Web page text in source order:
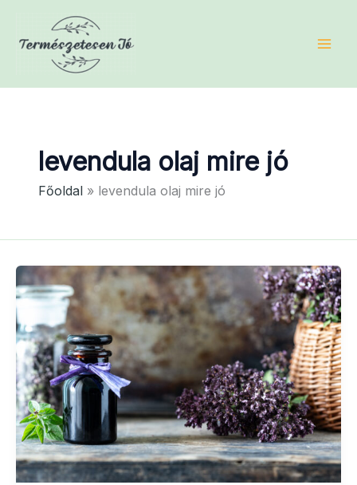
content
levendula olaj mire jó
Főoldal levendula olaj mire jó